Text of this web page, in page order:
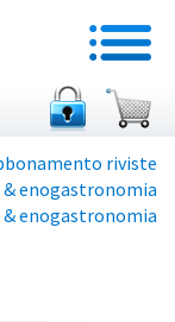
riviste
& enogastronomia
& enogastronomia